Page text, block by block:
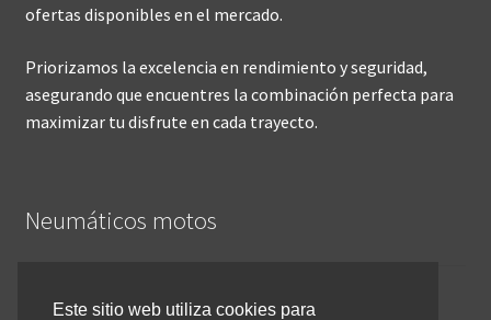
ofertas disponibles en el mercado.
Priorizamos la excelencia en rendimiento y seguridad,
asegurando que encuentres la combinación perfecta para
maximizar tu disfrute en cada trayecto.
Neumáticos motos
Inicio
Este sitio web utiliza cookies para